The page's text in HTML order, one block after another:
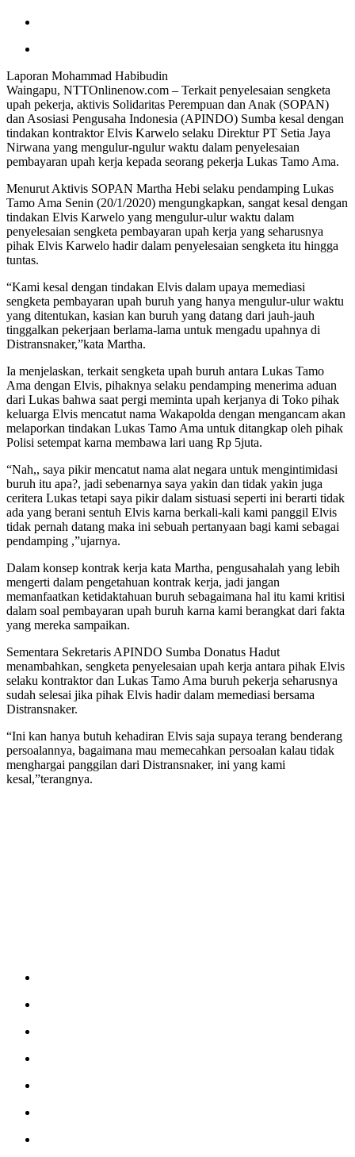
Laporan Mohammad Habibudin
Waingapu, NTTOnlinenow.com – Terkait penyelesaian sengketa
upah pekerja, aktivis Solidaritas Perempuan dan Anak (SOPAN)
dan Asosiasi Pengusaha Indonesia (APINDO) Sumba kesal dengan
tindakan kontraktor Elvis Karwelo selaku Direktur PT Setia Jaya
Nirwana yang mengulur-ngulur waktu dalam penyelesaian
pembayaran upah kerja kepada seorang pekerja Lukas Tamo Ama.
Menurut Aktivis SOPAN Martha Hebi selaku pendamping Lukas
Tamo Ama Senin (20/1/2020) mengungkapkan, sangat kesal dengan
tindakan Elvis Karwelo yang mengulur-ulur waktu dalam
penyelesaian sengketa pembayaran upah kerja yang seharusnya
pihak Elvis Karwelo hadir dalam penyelesaian sengketa itu hingga
tuntas.
“Kami kesal dengan tindakan Elvis dalam upaya memediasi
sengketa pembayaran upah buruh yang hanya mengulur-ulur waktu
yang ditentukan, kasian kan buruh yang datang dari jauh-jauh
tinggalkan pekerjaan berlama-lama untuk mengadu upahnya di
Distransnaker,”kata Martha.
Ia menjelaskan, terkait sengketa upah buruh antara Lukas Tamo
Ama dengan Elvis, pihaknya selaku pendamping menerima aduan
dari Lukas bahwa saat pergi meminta upah kerjanya di Toko pihak
keluarga Elvis mencatut nama Wakapolda dengan mengancam akan
melaporkan tindakan Lukas Tamo Ama untuk ditangkap oleh pihak
Polisi setempat karna membawa lari uang Rp 5juta.
“Nah,, saya pikir mencatut nama alat negara untuk mengintimidasi
buruh itu apa?, jadi sebenarnya saya yakin dan tidak yakin juga
ceritera Lukas tetapi saya pikir dalam sistuasi seperti ini berarti tidak
ada yang berani sentuh Elvis karna berkali-kali kami panggil Elvis
tidak pernah datang maka ini sebuah pertanyaan bagi kami sebagai
pendamping ,”ujarnya.
Dalam konsep kontrak kerja kata Martha, pengusahalah yang lebih
mengerti dalam pengetahuan kontrak kerja, jadi jangan
memanfaatkan ketidaktahuan buruh sebagaimana hal itu kami kritisi
dalam soal pembayaran upah buruh karna kami berangkat dari fakta
yang mereka sampaikan.
Sementara Sekretaris APINDO Sumba Donatus Hadut
menambahkan, sengketa penyelesaian upah kerja antara pihak Elvis
selaku kontraktor dan Lukas Tamo Ama buruh pekerja seharusnya
sudah selesai jika pihak Elvis hadir dalam memediasi bersama
Distransnaker.
“Ini kan hanya butuh kehadiran Elvis saja supaya terang benderang
persoalannya, bagaimana mau memecahkan persoalan kalau tidak
menghargai panggilan dari Distransnaker, ini yang kami
kesal,”terangnya.